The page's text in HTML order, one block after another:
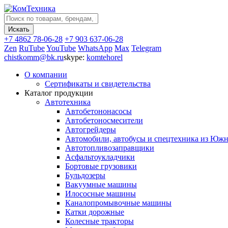
+7 4862 78-06-28 +7 903 637-06-28
Zen RuTubeYouTube WhatsApp Max Telegram
chistkomm@bk.ruskype: komtehorel
О компании
Сертификаты и свидетельства
Каталог продукции
Автотехника
Автобетононасосы
Автобетоносмесители
Автогрейдеры
Автомобили, автобусы и спецтехника из
Автотопливозаправщики
Асфальтоукладчики
Бортовые грузовики
Бульдозеры
Вакуумные машины
Илососные машины
Каналопромывочные машины
Катки дорожные
Колесные тракторы